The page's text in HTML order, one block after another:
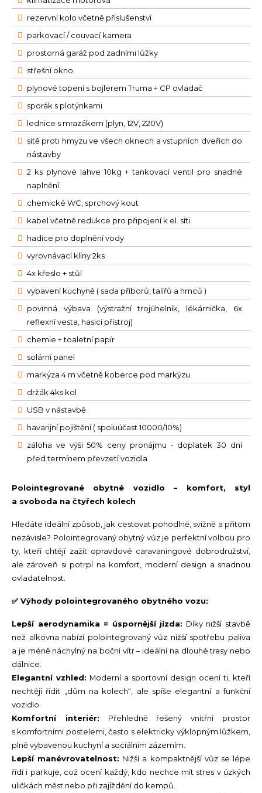
rezervní kolo včetně příslušenství
parkovací / couvací kamera
prostorná garáž pod zadními lůžky
střešní okno
plynové topení s bojlerem Truma + CP ovladač
sporák s plotýnkami
lednice s mrazákem (plyn, 12V, 220V)
sítě proti hmyzu ve všech oknech a vstupních dveřích do
nástavby
2 ks plynové lahve 10kg + tankovací ventil pro snadné
naplnění
chemické WC, sprchový kout
kabel včetně redukce pro připojení k el. síti
hadice pro doplnění vody
vyrovnávací klíny 2ks
4x křeslo + stůl
vybavení kuchyně ( sada příborů, talířů a hrnců )
povinná výbava (výstražní trojúhelník, lékárnička, 6x
reflexní vesta, hasicí přístroj)
chemie + toaletní papír
solární panel
markýza 4 m včetně koberce pod markýzu
držák 4ks kol
USB v nástavbě
havarijní pojištění ( spoluúčast 10000/10%)
záloha ve výši 50% ceny pronájmu - doplatek 30 dní
před termínem převzetí vozidla
Polointegrované obytné vozidlo – komfort, styl
a svoboda na čtyřech kolech
Hledáte ideální způsob, jak cestovat pohodlně, svižně a přitom
nezávisle? Polointegrovaný obytný vůz je perfektní volbou pro
ty, kteří chtějí zažít opravdové caravaningové dobrodružství,
ale zároveň si potrpí na komfort, moderní design a snadnou
ovladatelnost.
✅ Výhody polointegrovaného obytného vozu:
Lepší aerodynamika = úspornější jízda: Díky nižší stavbě
než alkovna nabízí polointegrovaný vůz nižší spotřebu paliva
a je méně náchylný na boční vítr – ideální na dlouhé trasy nebo
dálnice.
Elegantní vzhled: Moderní a sportovní design ocení ti, kteří
nechtějí řídit „dům na kolech“, ale spíše elegantní a funkční
vozidlo.
Komfortní interiér: Přehledně řešený vnitřní prostor
s komfortními postelemi, často s elektricky výklopným lůžkem,
plně vybavenou kuchyní a sociálním zázemím.
Lepší manévrovatelnost: Nižší a kompaktnější vůz se lépe
řídí i parkuje, což ocení každý, kdo nechce mít stres v úzkých
uličkách měst nebo při zajíždění do kempů.